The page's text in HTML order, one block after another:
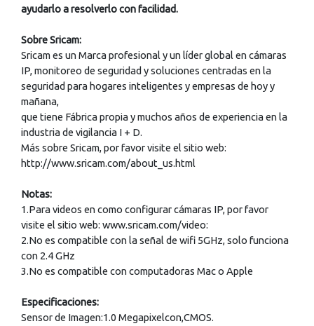
ayudarlo a resolverlo con facilidad.
Sobre Sricam:
Sricam es un Marca profesional y un líder global en cámaras
IP, monitoreo de seguridad y soluciones centradas en la
seguridad para hogares inteligentes y empresas de hoy y
mañana,
que tiene Fábrica propia y muchos años de experiencia en la
industria de vigilancia I + D.
Más sobre Sricam, por favor visite el sitio web:
http://www.sricam.com/about_us.html
Notas:
1.Para videos en como configurar cámaras IP, por favor
visite el sitio web: www.sricam.com/video:
2.No es compatible con la señal de wifi 5GHz, solo funciona
con 2.4 GHz
3.No es compatible con computadoras Mac o Apple
Especificaciones:
Sensor de Imagen:1.0 Megapixelcon,CMOS.